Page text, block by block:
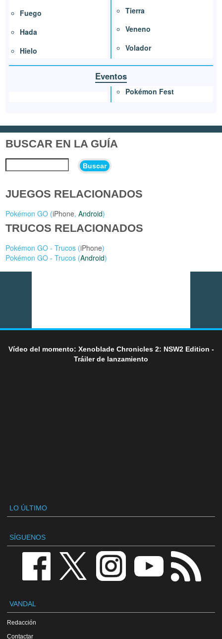
Fuego
Hada
Hielo
Tierra
Veneno
Volador
Eventos
Pokémon Fest
BUSCAR EN LA GUÍA
Buscar
JUEGOS RELACIONADOS
Pokémon GO (iPhone,Android)
TRUCOS RELACIONADOS
Pokémon GO - Trucos (iPhone)
Pokémon GO - Trucos (Android)
Vídeo del momento: Xenoblade Chronicles 2: NSW2 Edition -
Tráiler de lanzamiento
LO ÚLTIMO
SÍGUENOS
VANDAL
Redacción
Contactar